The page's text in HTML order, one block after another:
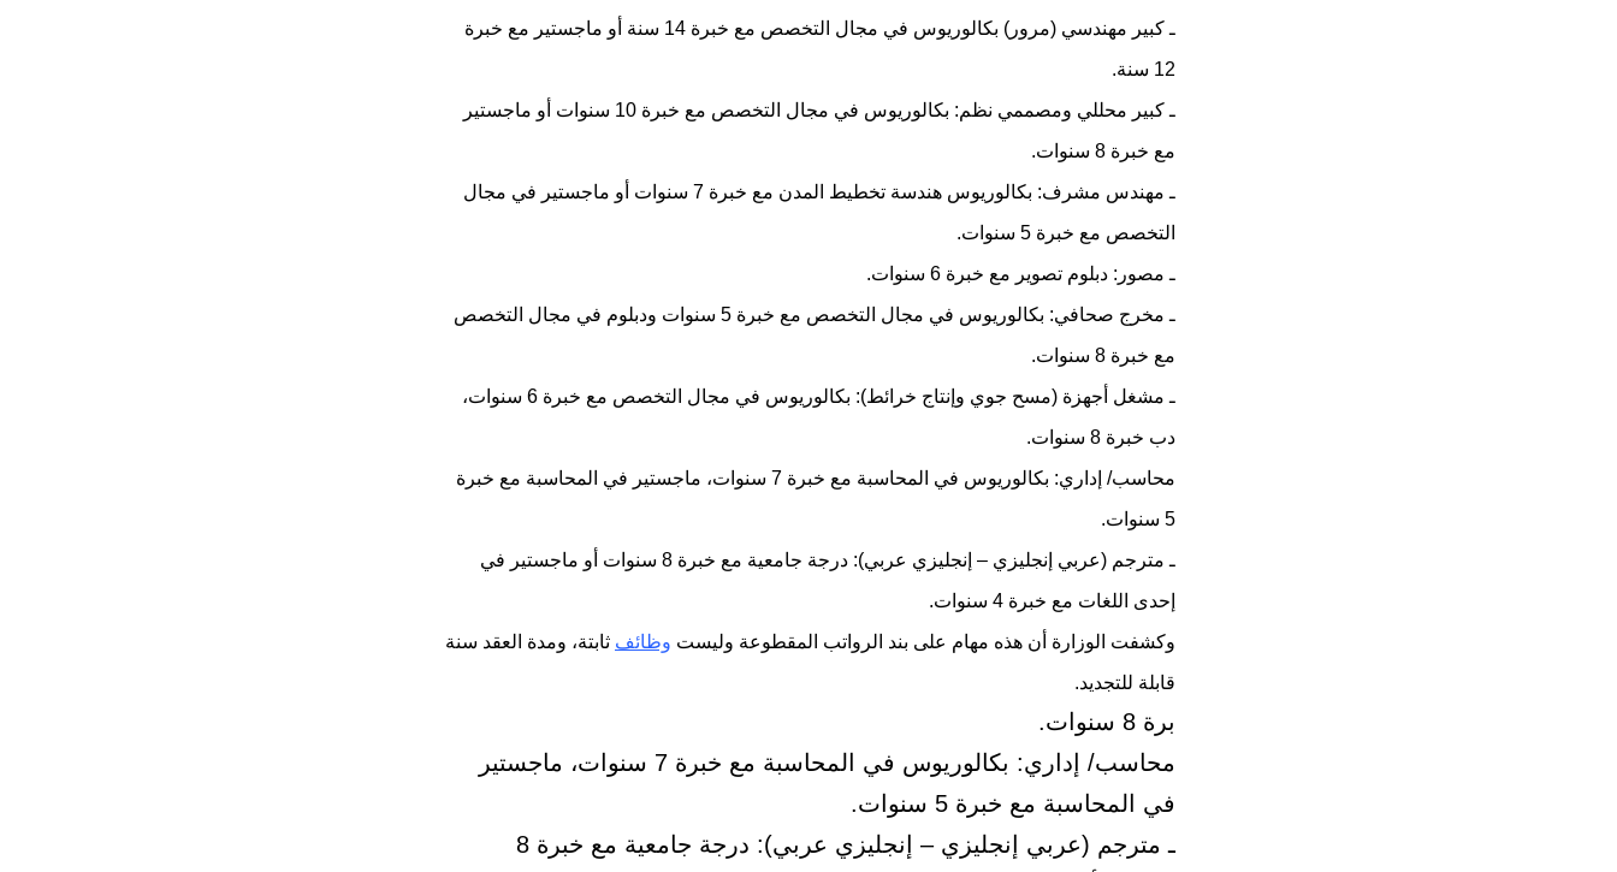
ـ كبير مهندسي (مرور) بكالوريوس في مجال التخصص مع خبرة 14 سنة أو ماجستير مع خبرة
12 سنة.
ـ كبير محللي ومصممي نظم: بكالوريوس في مجال التخصص مع خبرة 10 سنوات أو ماجستير
مع خبرة 8 سنوات.
ـ مهندس مشرف: بكالوريوس هندسة تخطيط المدن مع خبرة 7 سنوات أو ماجستير في مجال
التخصص مع خبرة 5 سنوات.
ـ مصور: دبلوم تصوير مع خبرة 6 سنوات.
ـ مخرج صحافي: بكالوريوس في مجال التخصص مع خبرة 5 سنوات ودبلوم في مجال التخصص
مع خبرة 8 سنوات.
ـ مشغل أجهزة (مسح جوي وإنتاج خرائط): بكالوريوس في مجال التخصص مع خبرة 6 سنوات،
دب خبرة 8 سنوات.
محاسب/ إداري: بكالوريوس في المحاسبة مع خبرة 7 سنوات، ماجستير في المحاسبة مع خبرة
5 سنوات.
ـ مترجم (عربي إنجليزي – إنجليزي عربي): درجة جامعية مع خبرة 8 سنوات أو ماجستير في
إحدى اللغات مع خبرة 4 سنوات.
وكشفت الوزارة أن هذه مهام على بند الرواتب المقطوعة وليست وظائف ثابتة، ومدة العقد سنة
قابلة للتجديد.
برة 8 سنوات.
محاسب/ إداري: بكالوريوس في المحاسبة مع خبرة 7 سنوات، ماجستير
في المحاسبة مع خبرة 5 سنوات.
ـ مترجم (عربي إنجليزي – إنجليزي عربي): درجة جامعية مع خبرة 8